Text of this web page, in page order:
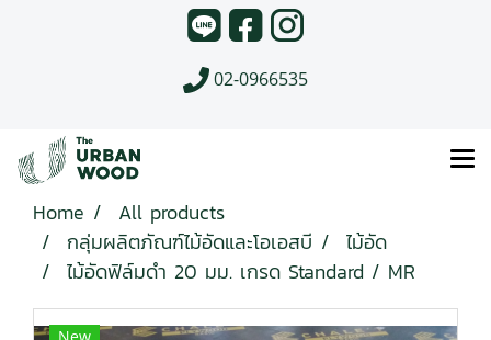
02-0966535
Home
All products
กลุ่มผลิตภัณฑ์ไม้อัดและโอเอสบี
ไม้อัด
ไม้อัดฟิล์มดำ 20 มม. เกรด Standard / MR